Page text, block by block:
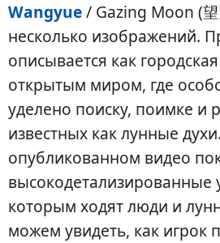
Wangyue/ Gazing Moon (
несколько изображений.
описывается как
открытым миром, где
уделено поиску, поимке и
известных как лунные
опубликованном видео
высокодетализированные
которым ходят люди и
можем увидеть, как игрок